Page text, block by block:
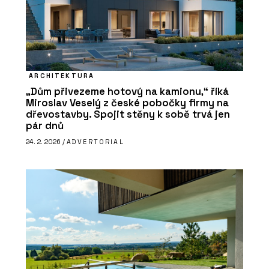
ARCHITEKTURA
„Dům přivezeme hotový na kamionu,“ říká
Miroslav Veselý z české pobočky firmy na
dřevostavby. Spojit stěny k sobě trvá jen
pár dnů
24. 2. 2026 / ADVERTORIAL